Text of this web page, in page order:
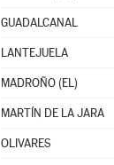
GUADALCANAL
LANTEJUELA
MADROÑO (EL)
MARTÍN DE LA JARA
OLIVARES